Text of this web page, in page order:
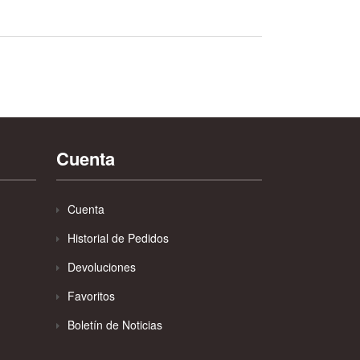
Cuenta
Cuenta
Historial de Pedidos
Devoluciones
Favoritos
Boletín de Noticias